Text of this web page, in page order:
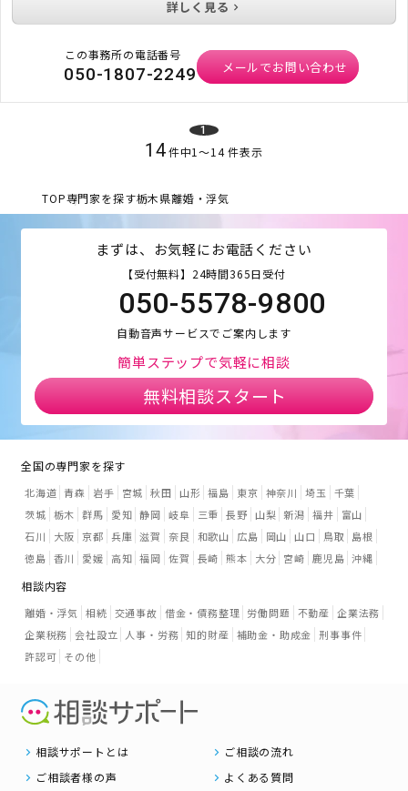
詳しく見る
この事務所の電話番号
050-1807-2249 メールでお問い合わせ
1
14件中1〜14件表示
TOP専門家を探す栃木県離婚・浮気
まずは、お気軽にお電話ください
【受付無料】24時間365日受付
050-5578-9800
自動音声サービスでご案内します
簡単ステップで気軽に相談
無料相談スタート
全国の専門家を探す
北海道 青森 岩手 宮城 秋田 山形 福島 東京 神奈川 埼玉
千葉
茨城 栃木 群馬 愛知 静岡 岐阜 三重 長野 山梨 新潟 福井
富山
石川
大阪 京都 兵庫 滋賀 奈良 和歌山 広島 岡山 山口 鳥取
島根
徳島 香川 愛媛 高知 福岡 佐賀 長崎 熊本 大分 宮崎 鹿児島 沖縄
相談内容
離婚・浮気 相続 交通事故 借金・債務整理 労働問題 不動産 企業法務
企業税務 会社設立 人事・労務 知的財産 補助金・助成金 刑事事件
許認可 その他
相談サポートとは
ご相談の流れ
ご相談者様の声
よくある質問